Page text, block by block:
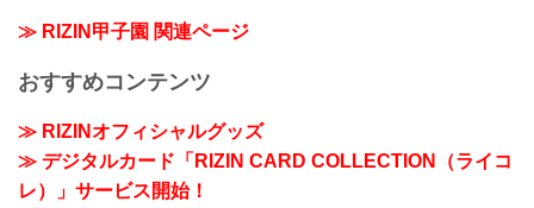
≫ RIZIN甲子園 関連ページ
おすすめコンテンツ
≫ RIZINオフィシャルグッズ
≫ デジタルカード「RIZIN CARD COLLECTION（ライコ
レ）」サービス開始！